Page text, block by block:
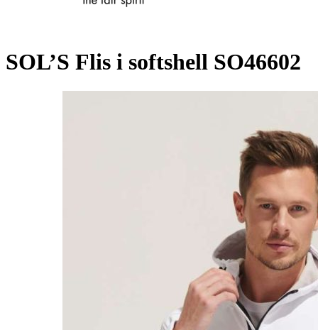
SOL’S Flis i softshell SO46602